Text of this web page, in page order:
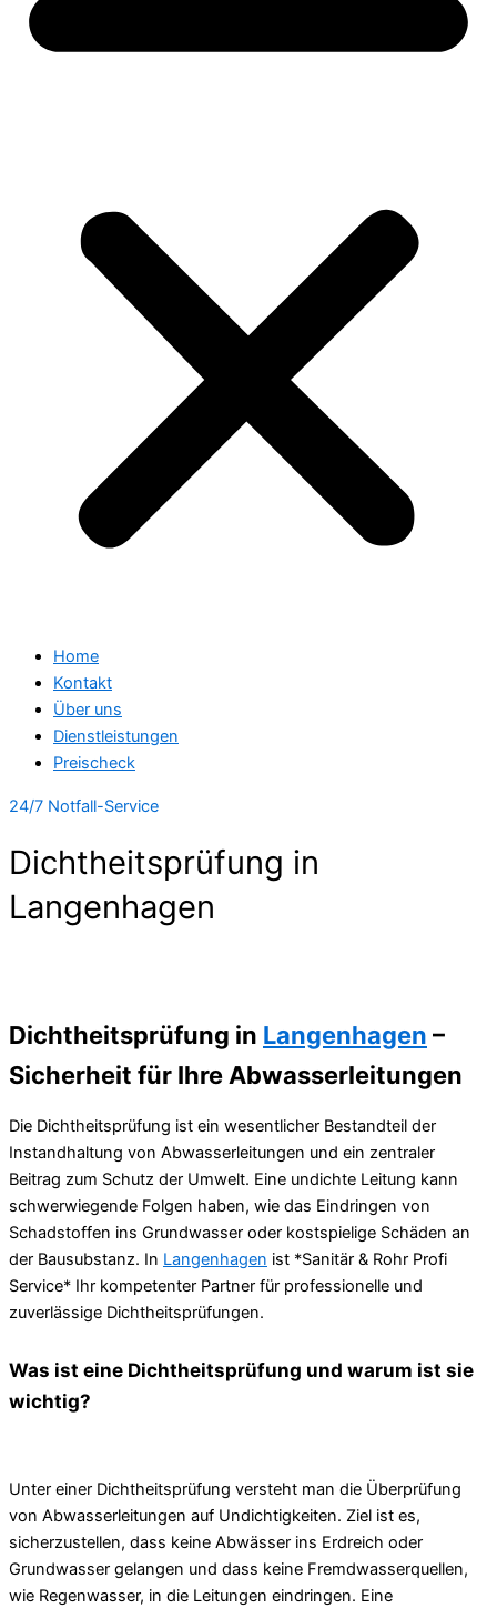
Home
Kontakt
Über uns
Dienstleistungen
Preischeck
24/7 Notfall-Service
Dichtheitsprüfung in
Langenhagen
Dichtheitsprüfung in Langenhagen –
Sicherheit für Ihre Abwasserleitungen
Die Dichtheitsprüfung ist ein wesentlicher Bestandteil der
Instandhaltung von Abwasserleitungen und ein zentraler
Beitrag zum Schutz der Umwelt. Eine undichte Leitung kann
schwerwiegende Folgen haben, wie das Eindringen von
Schadstoffen ins Grundwasser oder kostspielige Schäden an
der Bausubstanz. In Langenhagen ist *Sanitär & Rohr Profi
Service* Ihr kompetenter Partner für professionelle und
zuverlässige Dichtheitsprüfungen.
Was ist eine Dichtheitsprüfung und warum ist sie
wichtig?
Unter einer Dichtheitsprüfung versteht man die Überprüfung
von Abwasserleitungen auf Undichtigkeiten. Ziel ist es,
sicherzustellen, dass keine Abwässer ins Erdreich oder
Grundwasser gelangen und dass keine Fremdwasserquellen,
wie Regenwasser, in die Leitungen eindringen. Eine